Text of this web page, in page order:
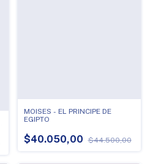
MOISES - EL PRINCIPE DE
EGIPTO
$40.050,00 $44.500,00